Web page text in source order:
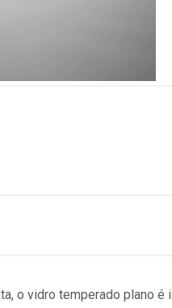
o vidro temperado plano